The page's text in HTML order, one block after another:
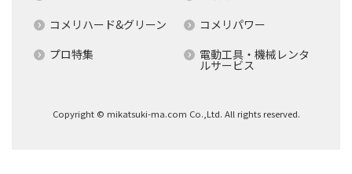
コメリハード&グリーン
コメリパワー
プロ特集
電動工具・機械レンタ
ルサービス
Copyright © mikatsuki-ma.com Co.,Ltd. All rights reserved.